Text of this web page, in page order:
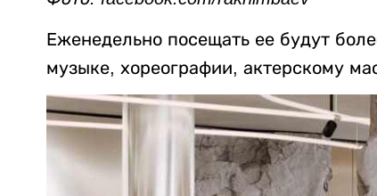
Еженедельно посещать ее будут
музыке, хореографии, актерскому